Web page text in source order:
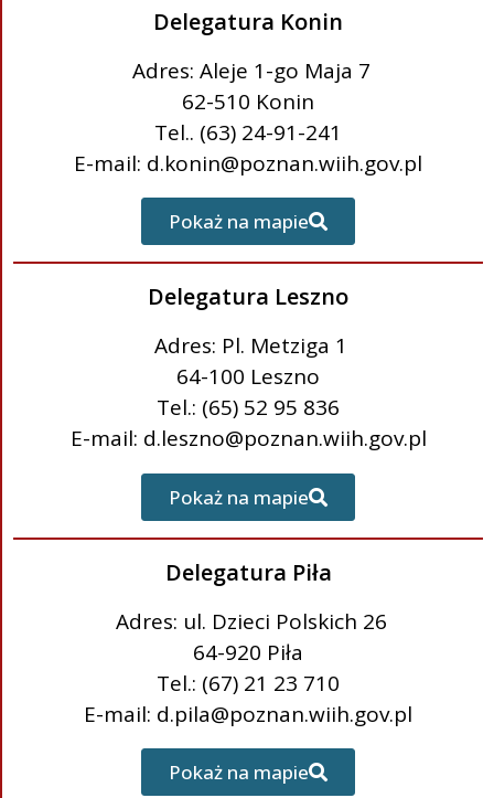
Delegatura Konin
Adres: Aleje 1-go Maja 7
62-510 Konin
Tel.. (63) 24-91-241
E-mail: d.konin@poznan.wiih.gov.pl
Pokaż na mapie
Delegatura Leszno
Adres: Pl. Metziga 1
64-100 Leszno
Tel.: (65) 52 95 836
E-mail: d.leszno@poznan.wiih.gov.pl
Pokaż na mapie
Delegatura Piła
Adres: ul. Dzieci Polskich 26
64-920 Piła
Tel.: (67) 21 23 710
E-mail: d.pila@poznan.wiih.gov.pl
Pokaż na mapie